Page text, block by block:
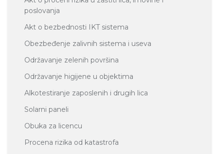
poslovanja
Akt o bezbednosti IKT sistema
Obezbeđenje zalivnih sistema i useva
Održavanje zelenih površina
Održavanje higijene u objektima
Alkotestiranje zaposlenih i drugih lica
Solarni paneli
Obuka za licencu
Procena rizika od katastrofa